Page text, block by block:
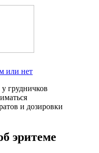
или нет
грудничков
и дозировки
эритеме